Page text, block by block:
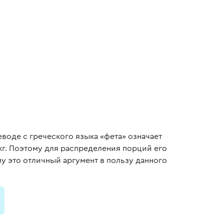
с греческого языка «фета» означает
Поэтому для распределения порций его
отличный аргумент в пользу данного